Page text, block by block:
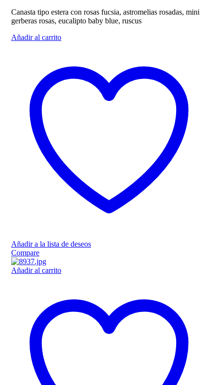
Canasta tipo estera con rosas fucsia, astromelias rosadas, mini
gerberas rosas, eucalipto baby blue, ruscus
Añadir al carrito
Añadir a la lista de deseos
Compare
Añadir al carrito